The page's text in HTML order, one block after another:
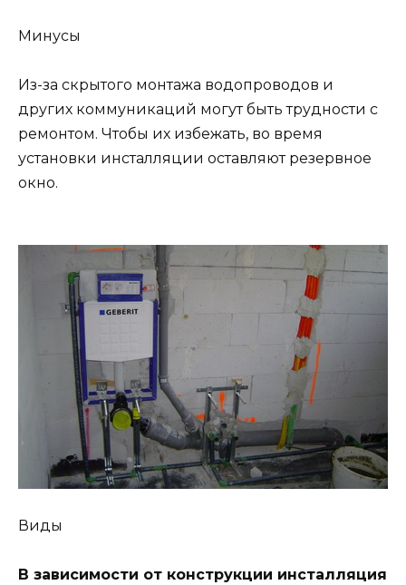
Минусы
Из-за скрытого монтажа водопроводов и
других коммуникаций могут быть трудности с
ремонтом. Чтобы их избежать, во время
установки инсталляции оставляют резервное
окно.
Виды
В зависимости от конструкции инсталляция